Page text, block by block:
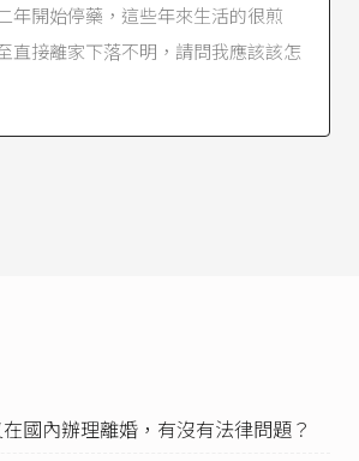
年開始停藥，這些年來生活的很煎
直接離家下落不明，請問我應該該怎
國內辦理離婚，有沒有法律問題？